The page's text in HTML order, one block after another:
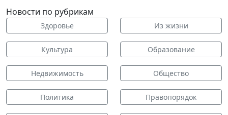
Новости по рубрикам
Здоровье Из жизни
Культура Образование
Недвижимость Общество
Политика Правопорядок